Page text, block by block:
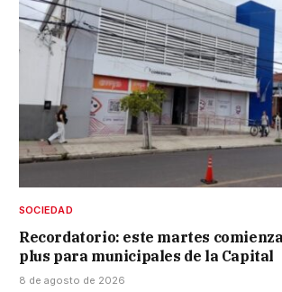
SOCIEDAD
Recordatorio: este martes
plus para municipales de la Capital
8 de agosto de 2026